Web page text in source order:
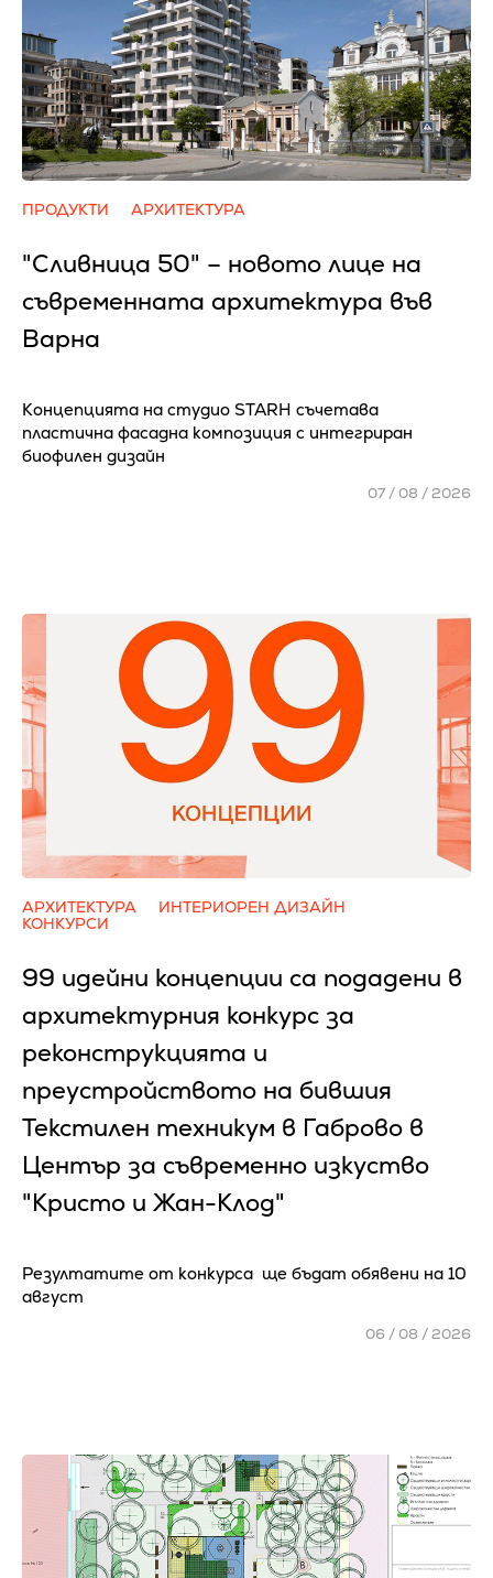
ПРОДУКТИ АРХИТЕКТУРА
"Сливница 50" – новото лице на
съвременната архитектура във
Варна
Концепцията на студио STARH съчетава
пластична фасадна композиция с интегриран
биофилен дизайн
07 / 08 / 2026
АРХИТЕКТУРА
ИНТЕРИОРЕН ДИЗАЙН
КОНКУРСИ
99 идейни концепции са подадени в
архитектурния конкурс за
реконструкцията и
преустройството на бившия
Текстилен техникум в Габрово в
Център за съвременно изкуство
"Кристо и Жан-Клод"
Резултатите от конкурса ще бъдат обявени на 10
август
06 / 08 / 2026